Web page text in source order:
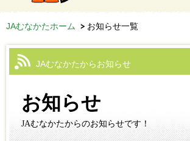
JAむなかたホーム お知らせ一覧
JAむなかたからお知らせ
お知らせ
JAむなかたからのお知らせです！